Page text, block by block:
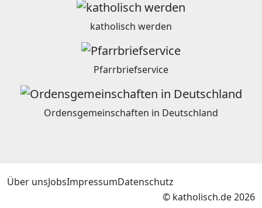
katholisch werden
Pfarrbriefservice
Ordensgemeinschaften in Deutschland
Über unsJobsImpressumDatenschutz
© katholisch.de 2026